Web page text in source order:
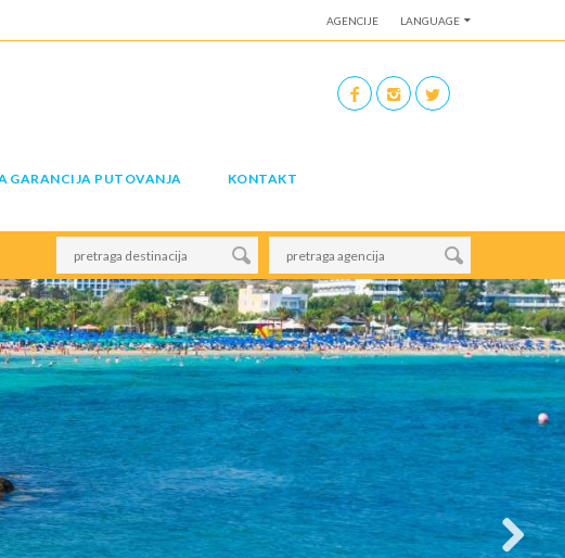
AGENCIJE LANGUAGE
GARANCIJA PUTOVANJA KONTAKT